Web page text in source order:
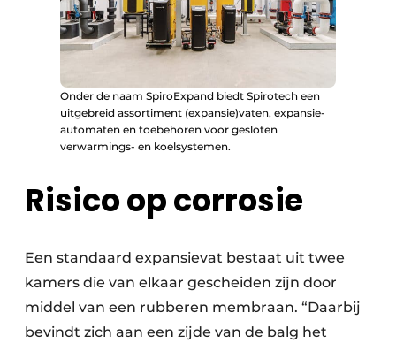
Onder de naam SpiroExpand biedt Spirotech een
uitgebreid assortiment (expansie)vaten, expansie-
automaten en toebehoren voor gesloten
verwarmings- en koelsystemen.
Risico op corrosie
Een standaard expansievat bestaat uit twee
kamers die van elkaar gescheiden zijn door
middel van een rubberen membraan. “Daarbij
bevindt zich aan een zijde van de balg het